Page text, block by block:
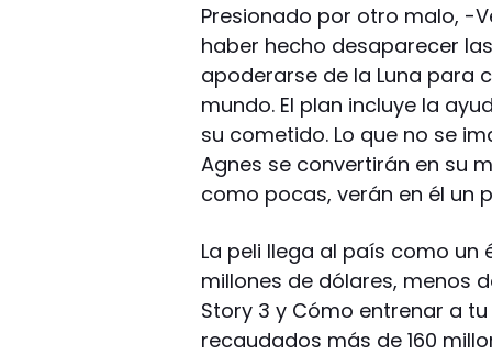
Presionado por otro malo, -
haber hecho desaparecer
apoderarse de la Luna para
mundo. El plan incluye la
su cometido. Lo que no se
Agnes se convertirán en su
como pocas, verán en él un
La peli llega al país como
millones de dólares, menos
Story 3 y Cómo entrenar a
recaudados más de 160